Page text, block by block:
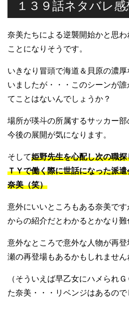
１３９話ネタバレ
奈美たちによる逆襲開始かと思
ことになりそうです。
いきなり冒頭で海道＆貝原の濃
いましたが・・・このシーンが
てことはないんでしょうか？
場所が瑛斗の所属するサッカー
今後の展開が気になります。
そして姫野先生を心配し次の職
ＴＹで働く際に世話になった派
奈美（笑）
意外にいいところもある奈美で
からの紹介だとわかるとかなり難
意外なところで意外な人物が再
瀬の再登場もあるかもしれません
（そういえば早乙女にハメられ
た奈美・・・リベンジはあるので